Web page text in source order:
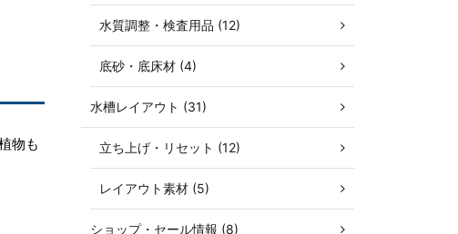
物も
水質調整・検査用品 (12)
底砂・底床材 (4)
水槽レイアウト (31)
立ち上げ・リセット (12)
レイアウト素材 (5)
ショップ・セール情報 (8)